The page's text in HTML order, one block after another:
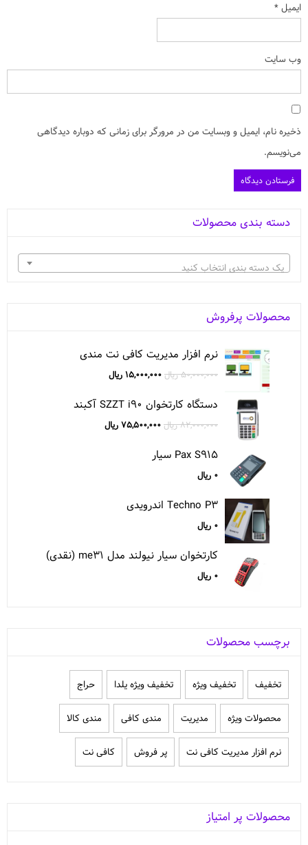
ایمیل*
وب‌ سایت
ذخیره نام، ایمیل و وبسایت من در مرورگر برای زمانی که دوباره دیدگاهی
می‌نویسم.
دسته بندی محصولات
یک دسته بندی انتخاب کنید
محصولات پرفروش
نرم افزار مدیریت کافی نت مندی
۵۰,۰۰۰,۰۰۰ ریال قیمت
۱۵,۰۰۰,۰۰۰ ریالقیمت
۱۵,۰۰۰,۰۰۰ ریال.
دستگاه کارتخوان SZZT i۹۰ آکبند
۸۲,۰۰۰,۰۰۰ ریال قیمت
۷۵,۵۰۰,۰۰۰ ریالقیمت
Pax S۹۱۵ سیار
۰ ریال
Techno P۳ اندرویدی
۰ ریال
کارتخوان سيار نيولند مدل me۳۱ (نقدی)
۰ ریال
برچسب محصولات
تخفيف تخفیف ویژه تخفیف ویژه یلدا حراج
محصولات ویژه مدیریت مندی کافی مندی کالا
نرم افزار مدیریت کافی نت پر فروش کافی نت
محصولات پر امتیاز